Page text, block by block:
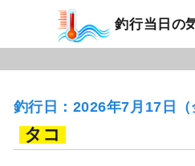
釣行当日の
釣行日：2026年7月17日（
タコ